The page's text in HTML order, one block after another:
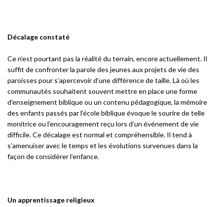
Décalage constaté
Ce n’est pourtant pas la réalité du terrain, encore actuellement. Il
suffit de confronter la parole des jeunes aux projets de vie des
paroisses pour s’apercevoir d’une différence de taille. Là où les
communautés souhaitent souvent mettre en place une forme
d’enseignement biblique ou un contenu pédagogique, la mémoire
des enfants passés par l’école biblique évoque le sourire de telle
monitrice ou l’encouragement reçu lors d’un événement de vie
difficile. Ce décalage est normal et compréhensible. Il tend à
s’amenuiser avec le temps et les évolutions survenues dans la
façon de considérer l’enfance.
Un apprentissage religieux